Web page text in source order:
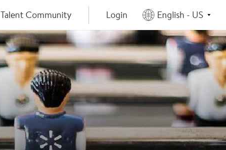
Talent Community Login English - US